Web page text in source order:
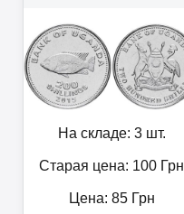
На складе: 3 шт.
Старая цена: 100 Грн
Цена: 85Грн